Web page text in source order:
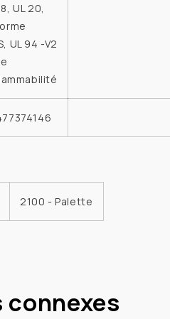
UL 20,
UL 94 -V2
2100 - Palette